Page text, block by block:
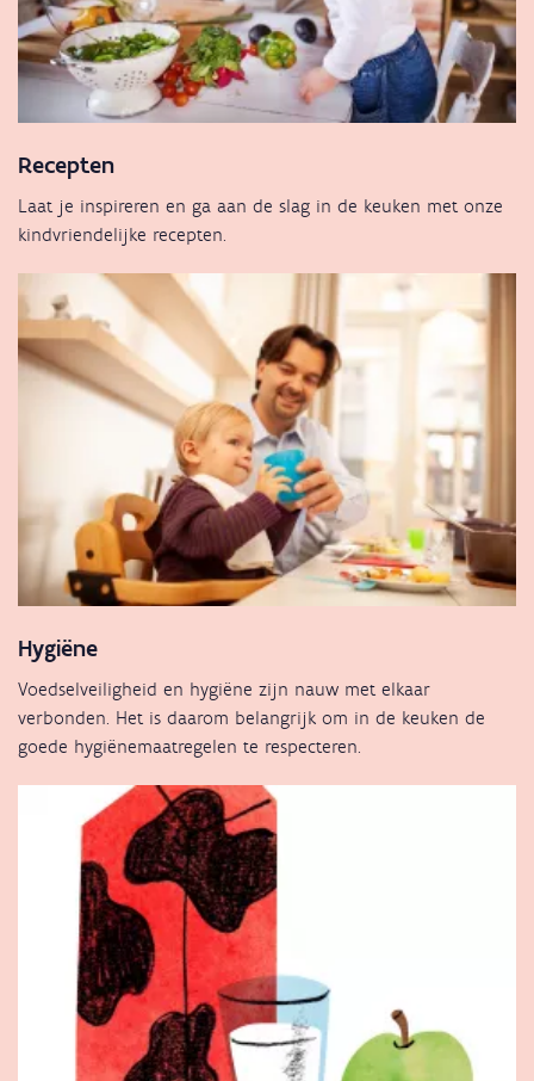
Recepten
Laat je inspireren en ga aan de slag in de keuken met onze
kindvriendelijke recepten.
Hygiëne
Voedselveiligheid en hygiëne zijn nauw met elkaar
verbonden. Het is daarom belangrijk om in de keuken de
goede hygiënemaatregelen te respecteren.